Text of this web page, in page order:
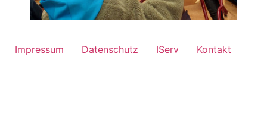
Impressum Datenschutz IServ Kontakt